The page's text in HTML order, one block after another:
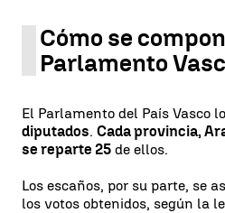
Cómo se
Parlamento
El Parlamento del País Vasco
diputados. Cada provincia,
se reparte 25 de ellos.
Los escaños, por su parte, se
los votos obtenidos, según la